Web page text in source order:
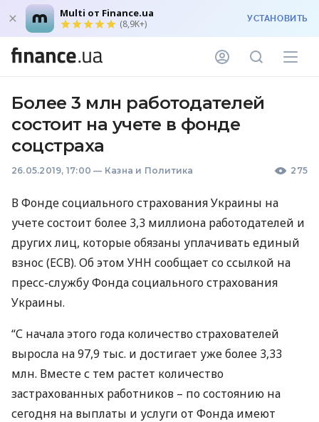
Multi от Finance.ua
(8,9K+) УСТАНОВИТЬ
Более 3 млн работодателей
состоит на учете в фонде
соцстраха
26.05.2019, 17:00 — Казна и Политика 275
В Фонде социального страхования Украины на
учете состоит более 3,3 миллиона работодателей и
других лиц, которые обязаны уплачивать единый
взнос (ЕСВ). Об этом УНН сообщает со ссылкой на
пресс-службу Фонда социального страхования
Украины.
“С начала этого года количество страхователей
выросла на 97,9 тыс. и достигает уже более 3,33
млн. Вместе с тем растет количество
застрахованных работников – по состоянию на
сегодня на выплаты и услуги от Фонда имеют